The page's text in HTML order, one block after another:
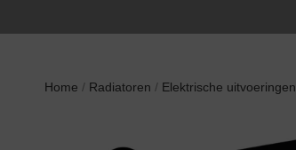
Home / Radiatoren / Elektrische uitvoeringen